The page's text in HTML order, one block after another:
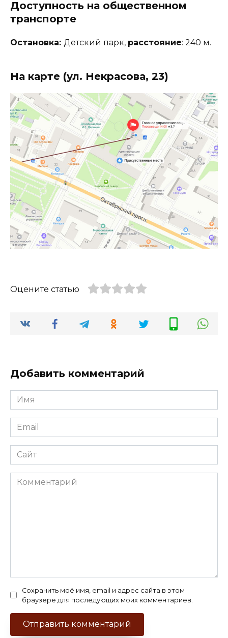
Доступность на общественном
транспорте
Остановка: Детский парк, расстояние: 240 м.
На карте (ул. Некрасова, 23)
Оцените статью
Добавить комментарий
Имя
*
Email
*
Сайт
Комментарий
Сохранить моё имя, email и адрес сайта в этом
браузере для последующих моих комментариев.